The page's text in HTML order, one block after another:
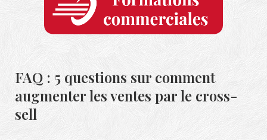
FAQ : 5 questions sur comment
augmenter les ventes par le cross-
sell